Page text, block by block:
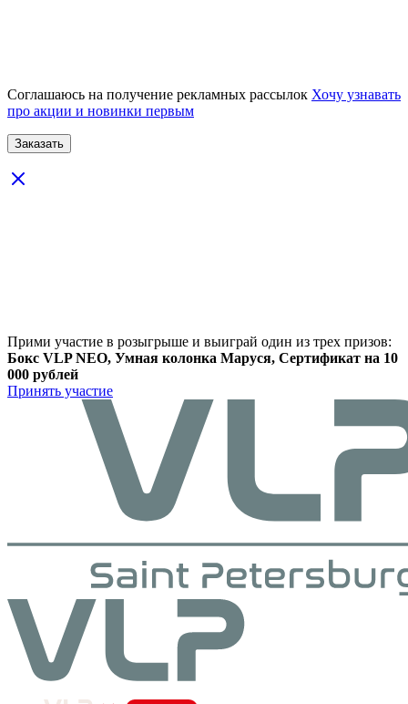
Соглашаюсь на получение рекламных рассылок Хочу узнавать
про акции и новинки первым
Прими участие в розыгрыше и выиграй один из трех призов:
Бокс VLP NEO, Умная колонка Маруся, Сертификат на 10
000 рублей
Принять участие